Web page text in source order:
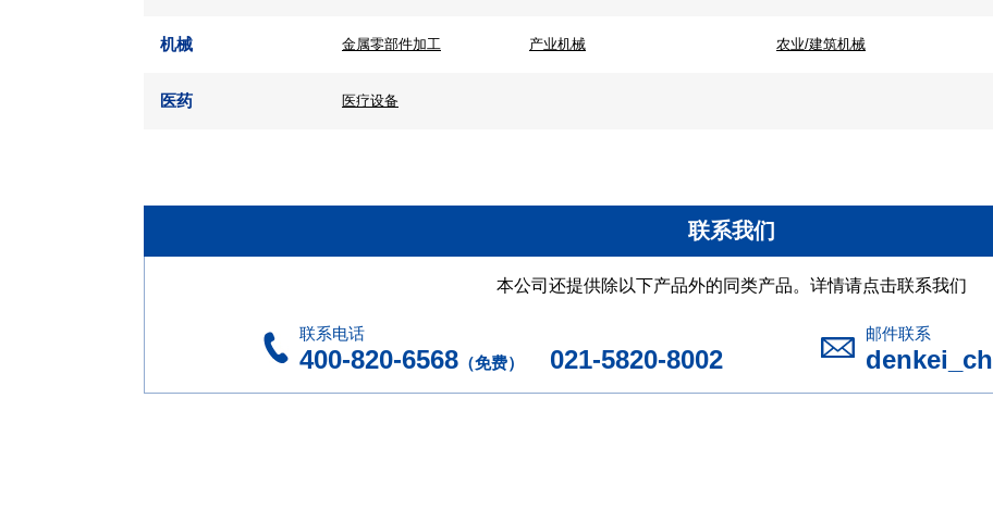
机械 金属零部件加工 产业机械 农业/建筑机械
医药 医疗设备
联系我们
本公司还提供除以下产品外的同类产品。详情请点击联系我们
联系电话
400-820-6568 （免费） 021-5820-8002
邮件联系